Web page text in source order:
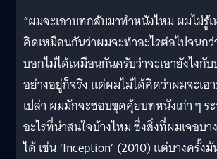
“ผมจะเอาบทกลับมาทำหนังไหม ผมไม่รู้
คิดเหมือนกันว่าผมจะทำอะไรต่อไปจนก
บอกไม่ได้เหมือนกันครับว่าจะเอายังไงกั
อย่างอยู่ก็จริง แต่ผมไม่ได้คิดว่าผมจะเ
เปล่า ผมมักจะชอบขุดคุ้ยบทหนังเก่า ๆ ร
อะไรที่น่าสนใจบ้างไหม ซึ่งสิ่งที่ผมเจอบา
ได้ เช่น ‘Inception’ (2010) แต่บางครั้ง